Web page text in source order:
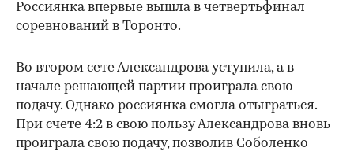
Россиянка впервые вышла в четвертьфинал
соревнований в Торонто.
Во втором сете Александрова уступила, а в
начале решающей партии проиграла свою
подачу. Однако россиянка смогла отыграться.
При счете 4:2 в свою пользу Александрова вновь
проиграла свою подачу, позволив Соболенко